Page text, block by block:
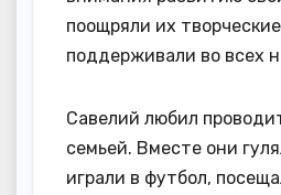
поощряли их
поддерживали во всех
Савелий любил
семьей. Вместе они
играли в футбол,